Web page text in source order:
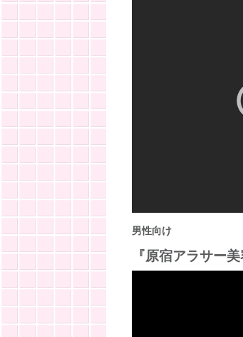
男性向け
『原宿アラサー